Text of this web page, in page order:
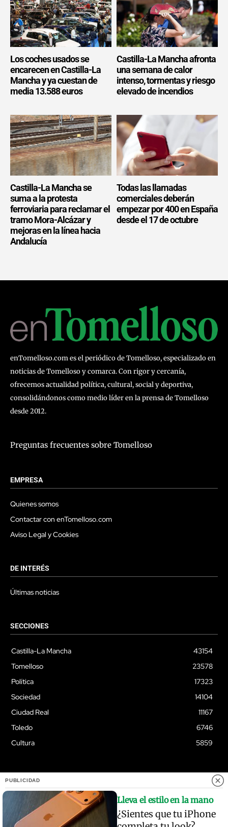
Los coches usados se
encarecen en Castilla-La
Mancha y ya cuestan de
media 13.588 euros
Castilla-La Mancha afronta
una semana de calor
intenso, tormentas y riesgo
elevado de incendios
Castilla-La Mancha se
suma a la protesta
ferroviaria para reclamar el
tramo Mora-Alcázar y
mejoras en la línea hacia
Andalucía
Todas las llamadas
comerciales deberán
empezar por 400 en España
desde el 17 de octubre
enTomelloso.com es el periódico de Tomelloso, especializado en
noticias de Tomelloso y comarca. Con rigor y cercanía,
ofrecemos actualidad política, cultural, social y deportiva,
consolidándonos como medio líder en la prensa de Tomelloso
desde 2012.
Preguntas frecuentes sobre Tomelloso
EMPRESA
Quienes somos
Contactar con enTomelloso.com
Aviso Legal y Cookies
DE INTERÉS
Últimas noticias
SECCIONES
Castilla-La Mancha
43154
Tomelloso
23578
Política
17323
Sociedad
14104
Ciudad Real
11167
Toledo
6746
Cultura
5859
© Quixoteus
PUBLICIDAD
Lleva el estilo en la mano
¿Sientes que tu iPhone